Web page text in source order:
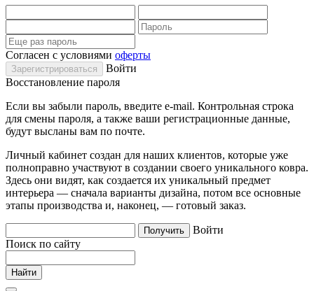
Согласен с условиями оферты
Войти
Восстановление пароля
Если вы забыли пароль, введите e-mail. Контрольная строка
для смены пароля, а также ваши регистрационные данные,
будут высланы вам по почте.
Личный кабинет создан для наших клиентов, которые уже
полноправно участвуют в создании своего уникального ковра.
Здесь они видят, как создается их уникальный предмет
интерьера — сначала варианты дизайна, потом все основные
этапы производства и, наконец, — готовый заказ.
Войти
Поиск по сайту